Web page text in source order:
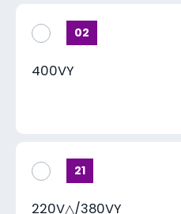
02
400VY
21
220V△/380VY